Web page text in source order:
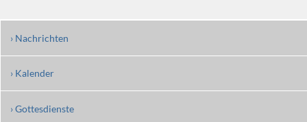
› Nachrichten
› Kalender
› Gottesdienste